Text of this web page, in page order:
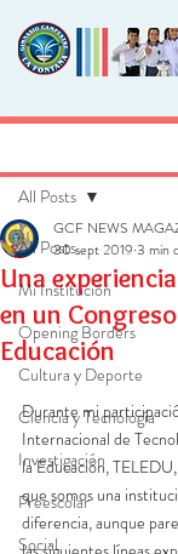
All Posts
Mi Institución
Opening Borders
Cultura y Deporte
Ciencia y Tecnología
Investigación
Preescolar
Social
All Posts
Una
en un
Educación
GCF NEWS
30 sept 2019 3 min
Durante mi
Internacional de
la Educación,
que somos una
diferencia, aunque